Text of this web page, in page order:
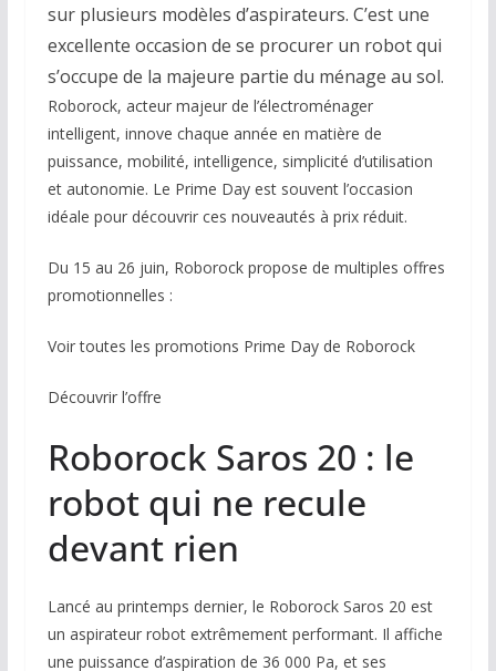
sur plusieurs modèles d’aspirateurs. C’est une
excellente occasion de se procurer un robot qui
s’occupe de la majeure partie du ménage au sol.
Roborock, acteur majeur de l’électroménager
intelligent, innove chaque année en matière de
puissance, mobilité, intelligence, simplicité d’utilisation
et autonomie. Le Prime Day est souvent l’occasion
idéale pour découvrir ces nouveautés à prix réduit.
Du 15 au 26 juin, Roborock propose de multiples offres
promotionnelles :
Voir toutes les promotions Prime Day de Roborock
Découvrir l’offre
Roborock Saros 20 : le
robot qui ne recule
devant rien
Lancé au printemps dernier, le Roborock Saros 20 est
un aspirateur robot extrêmement performant. Il affiche
une puissance d’aspiration de 36 000 Pa, et ses